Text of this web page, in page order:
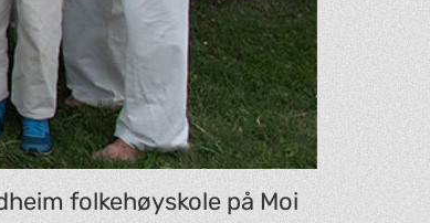
folkehøyskole på Moi